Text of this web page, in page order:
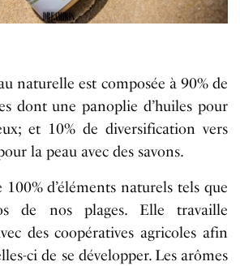
naturelle est composée à 90% de
dont une panoplie d’huiles pour
et 10% de diversification vers
la peau avec des savons.
d’éléments naturels tels que
de nos plages. Elle travaille
des coopératives agricoles afin
ci de se développer. Les arômes